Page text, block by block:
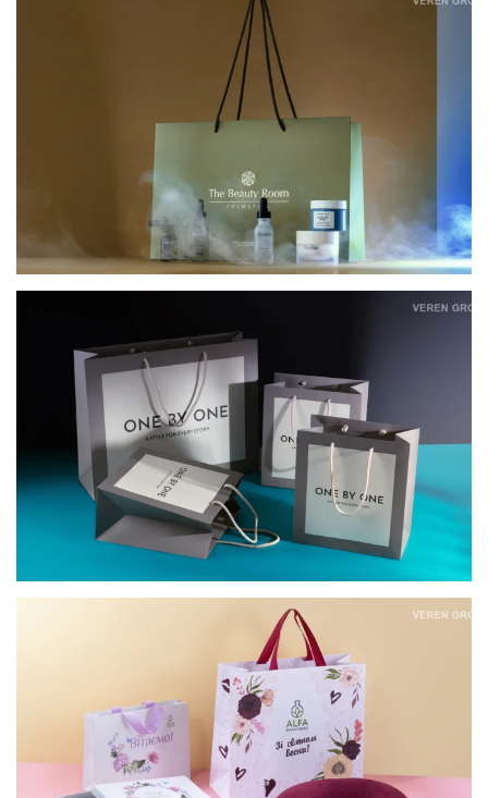
КАРТОННІ ПАКЕТИ ДЛЯ ОФЛАЙН-РИТЕЙЛУ
THE BEAUTY ROOM COSMETICS
ONE BY ONE
КОРПОРАТИВНІ ПОДАРУНКИ ДО 8 БЕРЕЗНЯ